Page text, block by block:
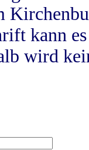
kann
wird